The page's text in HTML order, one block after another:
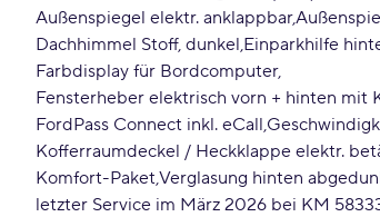
Außenspiegel elektr. anklappbar
Dachhimmel Stoff, dunkel Einparkhilfe
Farbdisplay für Bordcomputer
Fensterheber elektrisch vorn + hinten mit
FordPass Connect inkl. eCall
Kofferraumdeckel / Heckklappe elektr.
Komfort-PaketVerglasung hinten
letzter Service im März 2026 bei KM